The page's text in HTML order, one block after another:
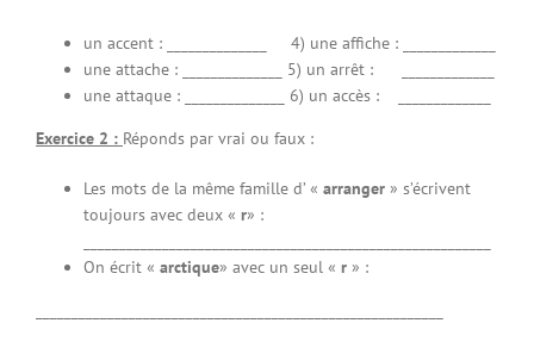
un accent : ______________ 4) une affiche : _____________
une attache : ______________ 5) un arrêt : _____________
une attaque : ______________ 6) un accès : _____________
Exercice 2 : Réponds par vrai ou faux :
Les mots de la même famille d’ « arranger » s’écrivent
toujours avec deux « r» :
On écrit « arctique» avec un seul « r » :